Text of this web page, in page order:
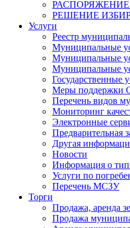
РЕШЕНИЕ
Услуги
Реестр
Муниципальные
Муниципальные
Муниципальные
Государственные
Меры поддержки
Перечень видов
Мониторинг
Электронные
Предварительная
Другая
Новости
Информация о
Услуги по
Перечень МСЗУ
Торги
Продажа, аренда
Продажа